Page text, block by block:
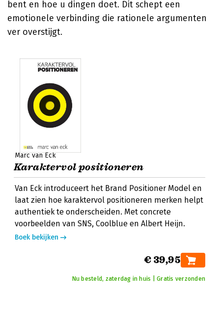
bent en hoe u dingen doet. Dit schept een
emotionele verbinding die rationele argumenten
ver overstijgt.
Marc van Eck
Karaktervol positioneren
Van Eck introduceert het Brand Positioner Model en
laat zien hoe karaktervol positioneren merken helpt
authentiek te onderscheiden. Met concrete
voorbeelden van SNS, Coolblue en Albert Heijn.
Boek bekijken
€ 39,95
Nu besteld, zaterdag in huis | Gratis verzonden